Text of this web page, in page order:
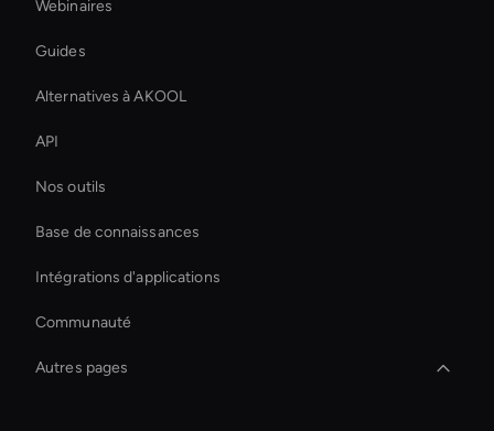
Webinaires
Guides
Alternatives à AKOOL
API
Nos outils
Base de connaissances
Intégrations d'applications
Communauté
Autres pages